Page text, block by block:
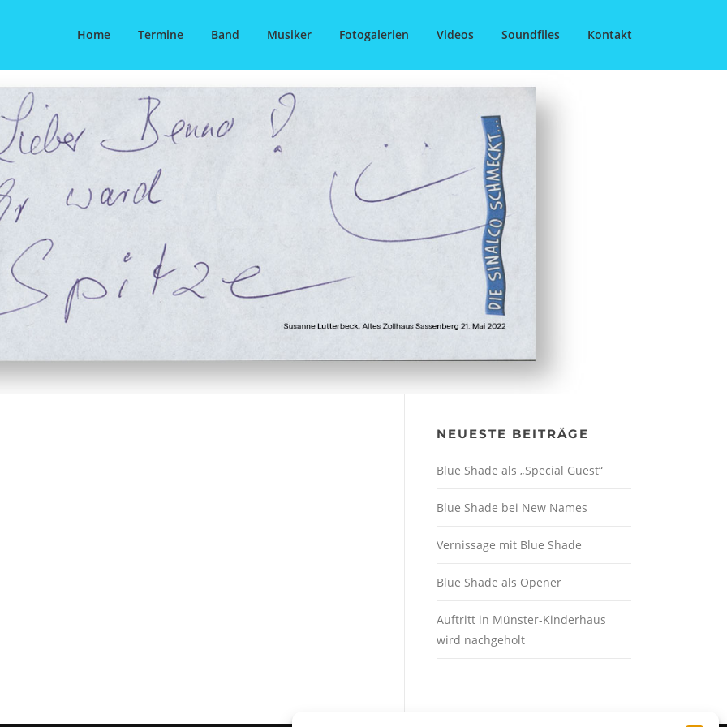
Home Termine Band Musiker Fotogalerien Videos Soundfiles Kontakt
NEUESTE BEITRÄGE
Blue Shade als „Special Guest“
Blue Shade bei New Names
Vernissage mit Blue Shade
Blue Shade als Opener
Auftritt in Münster-Kinderhaus
wird nachgeholt